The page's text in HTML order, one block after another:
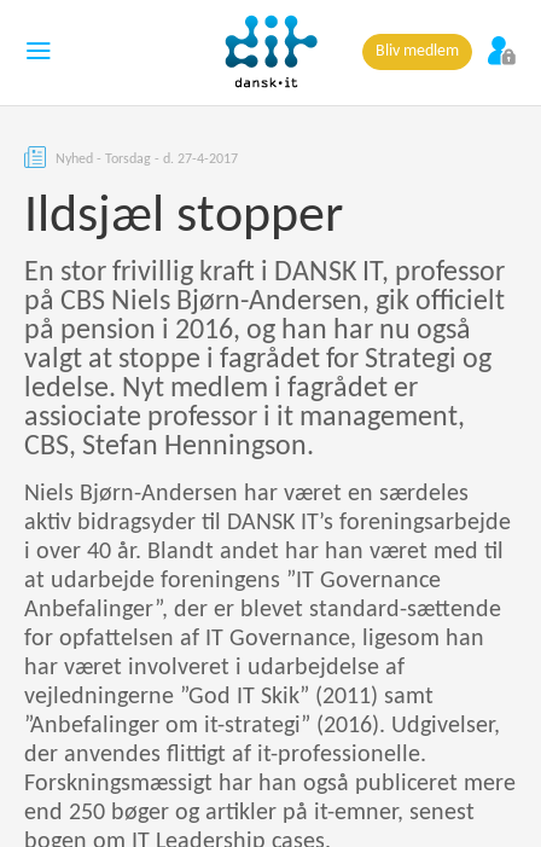
Bliv medlem
Nyhed - Torsdag - d. 27-4-2017
Ildsjæl stopper
En stor frivillig kraft i DANSK IT, professor
på CBS Niels Bjørn-Andersen, gik officielt
på pension i 2016, og han har nu også
valgt at stoppe i fagrådet for Strategi og
ledelse. Nyt medlem i fagrådet er
assiociate professor i it management,
CBS, Stefan Henningson.
Niels Bjørn-Andersen har været en særdeles
aktiv bidragsyder til DANSK IT’s foreningsarbejde
i over 40 år. Blandt andet har han været med til
at udarbejde foreningens ”IT Governance
Anbefalinger”, der er blevet standard-sættende
for opfattelsen af IT Governance, ligesom han
har været involveret i udarbejdelse af
vejledningerne ”God IT Skik” (2011) samt
”Anbefalinger om it-strategi” (2016). Udgivelser,
der anvendes flittigt af it-professionelle.
Forskningsmæssigt har han også publiceret mere
end 250 bøger og artikler på it-emner, senest
bogen om IT Leadership cases.